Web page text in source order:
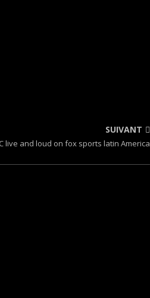
SUIVANT
live and loud on fox sports latin America